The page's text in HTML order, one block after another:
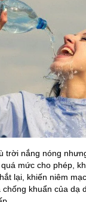
trời nắng nóng
mức cho phép,
lại, khiến niêm
khuẩn của dạ